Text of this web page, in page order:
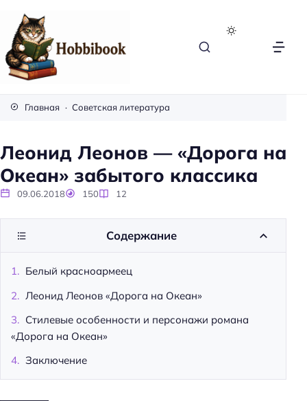
i
b
o
k
Главная Советская литература
Леонид Леонов — «Дорога на
Океан» забытого классика
09.06.2018 150 12
Содержание
Белый красноармеец
Леонид Леонов «Дорога на Океан»
Стилевые особенности и персонажи романа
«Дорога на Океан»
Заключение